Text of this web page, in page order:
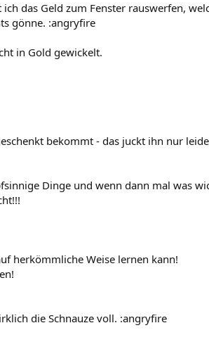
das Geld zum Fenster rauswerfen,
gönne. :angryfire
in Gold gewickelt.
bekommt - das juckt ihn nur
Dinge und wenn dann mal was
herkömmliche Weise lernen kann!
die Schnauze voll. :angryfire